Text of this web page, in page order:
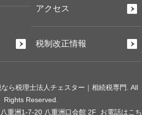
アクセス
税制改正情報
ら税理士法人チェスター｜相続税専門. All
Rights Reserved.
重洲1-7-20 八重洲口会館 2F お電話はこち